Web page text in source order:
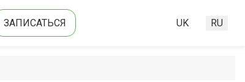
ЗАПИСАТЬСЯ
Выберите язык
UK RU